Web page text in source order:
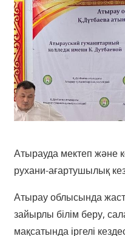
Атырауда мектеп және
рухани-ағартушылық
Атырау облысында
зайырлы білім беру,
мақсатында іргелі